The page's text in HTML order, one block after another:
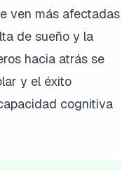
ven más afectadas
de sueño y la
hacia atrás se
y el éxito
cognitiva